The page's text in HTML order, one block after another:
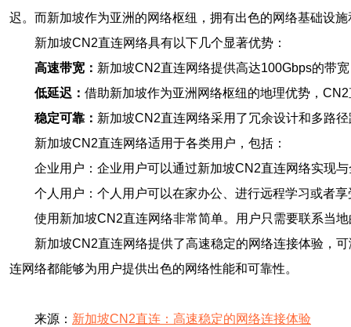
迟。而新加坡作为亚洲的网络枢纽，拥有出色的网络基础设
新加坡CN2直连网络具有以下几个显著优势：
高速带宽： 新加坡CN2直连网络提供高达100Gbps的带
低延迟： 借助新加坡作为亚洲网络枢纽的地理优势，
稳定可靠： 新加坡CN2直连网络采用了冗余设计和多路
新加坡CN2直连网络适用于各类用户，包括：
企业用户：企业用户可以通过新加坡CN2直连网络实现
个人用户：个人用户可以在家办公、进行远程学习或者
使用新加坡CN2直连网络非常简单。用户只需要联系当
新加坡CN2直连网络提供了高速稳定的网络连接体验，
连网络都能够为用户提供出色的网络性能和可靠性。
来源： 新加坡CN2直连：高速稳定的网络连接体验